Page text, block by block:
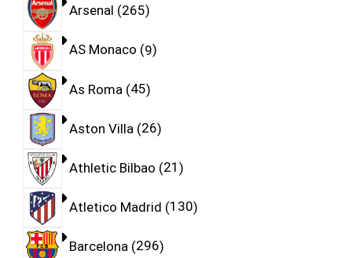
Arsenal 265
AS Monaco 9
As Roma 45
Aston Villa 26
Athletic Bilbao 21
Atletico Madrid 130
Barcelona 296